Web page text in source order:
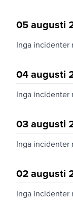
05 augusti
Inga incidenter
04 augusti
Inga incidenter
03 augusti
Inga incidenter
02 augusti
Inga incidenter